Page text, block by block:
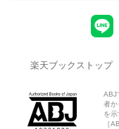
楽天ブックストップ
ABJ
者か
を
［